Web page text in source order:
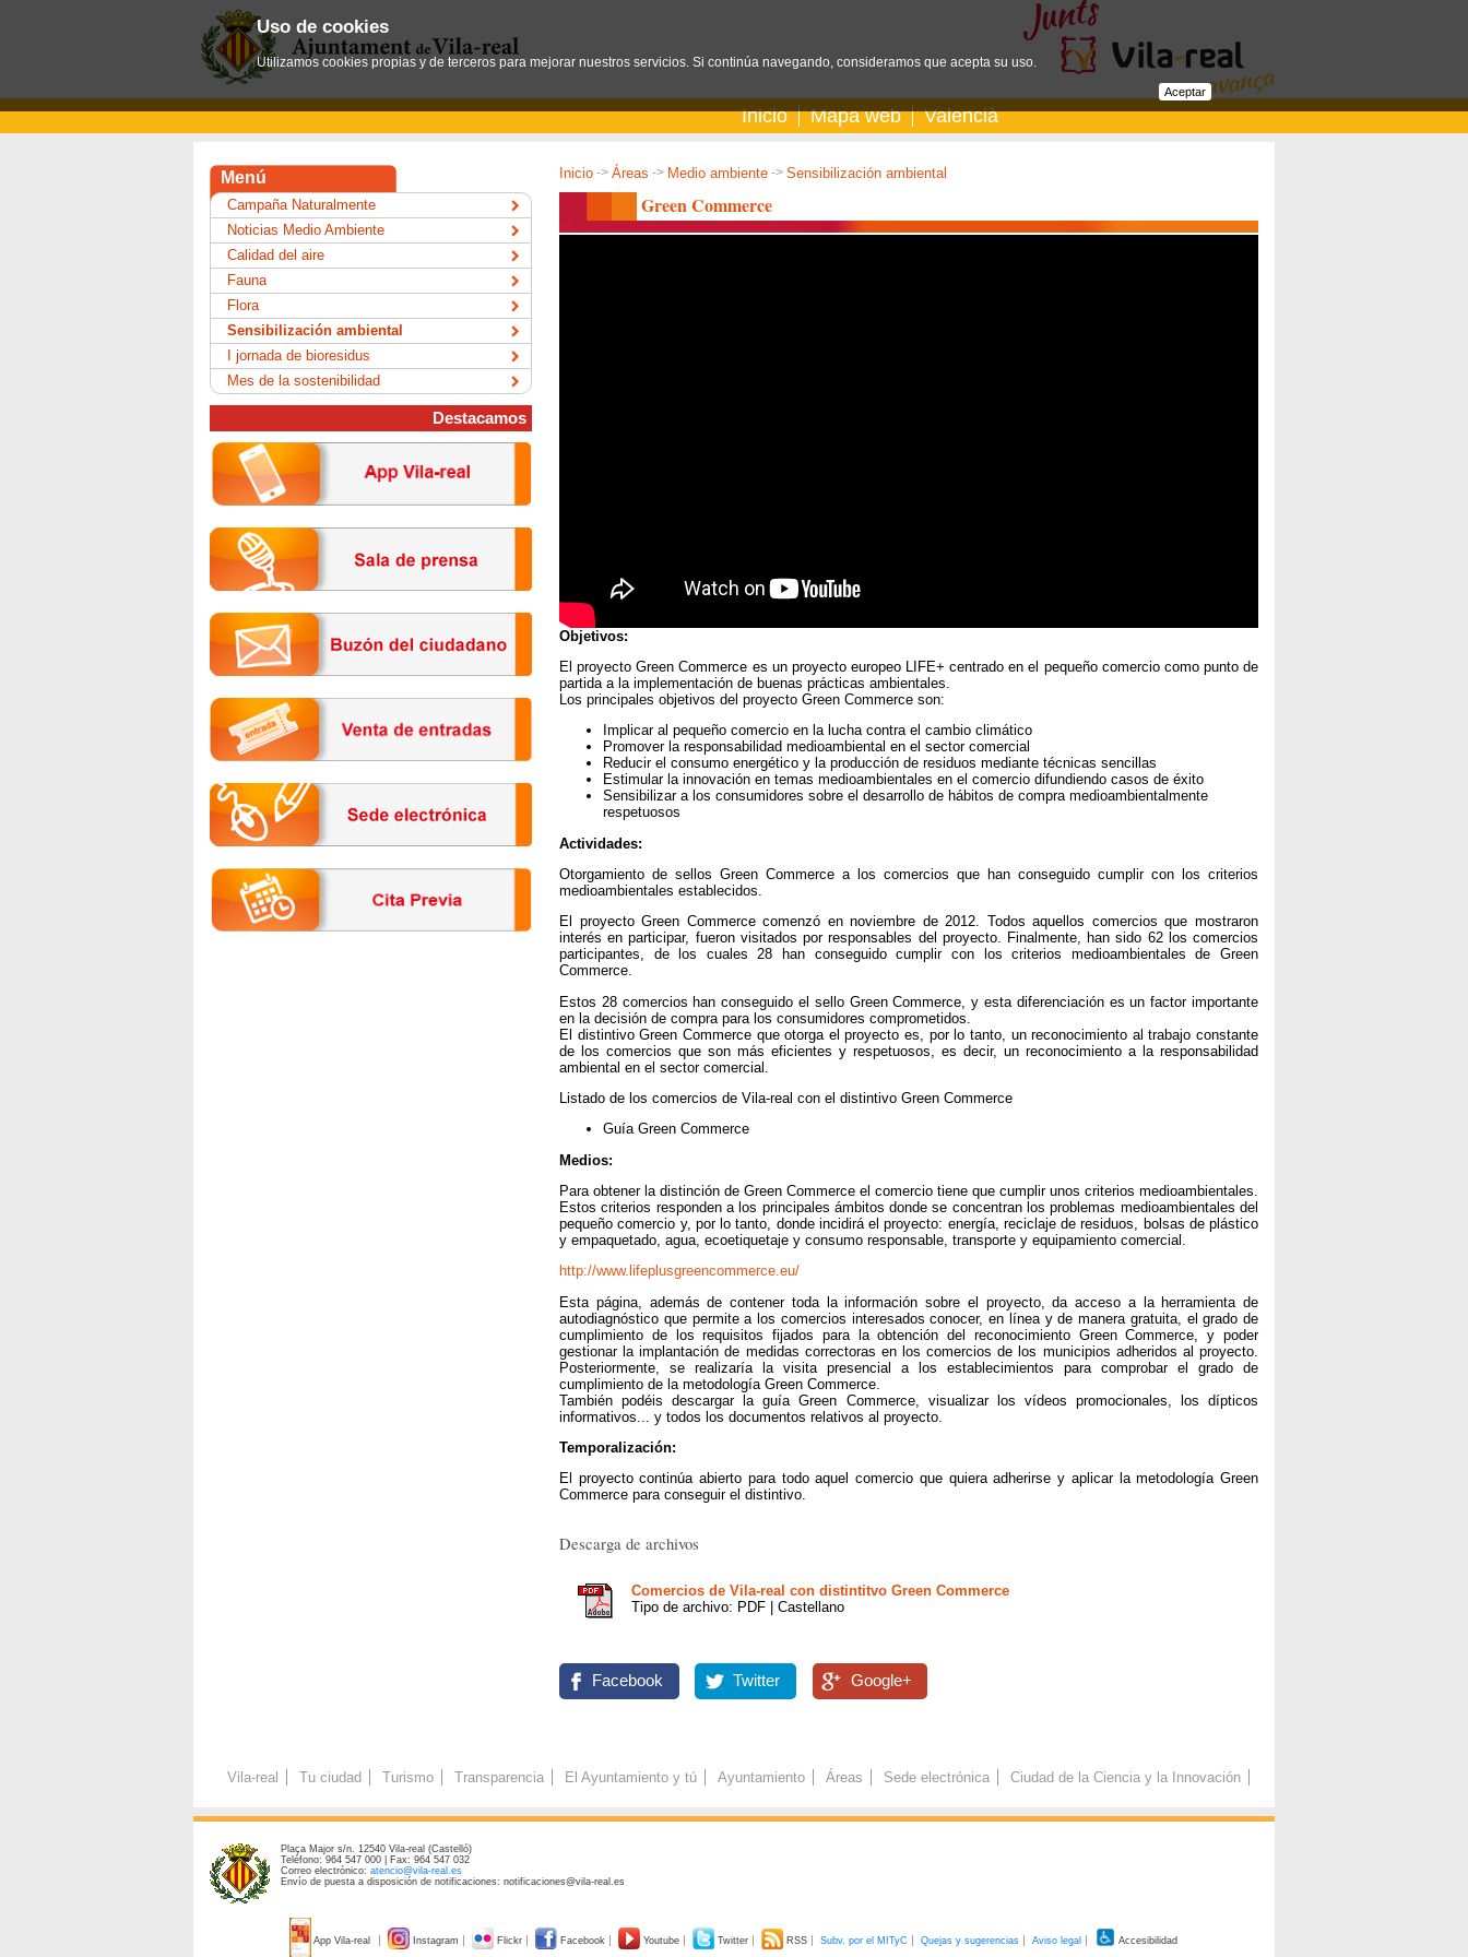
Inicio Mapa web Valencià
Inicio -> Áreas -> Medio ambiente -> Sensibilización ambiental
Green Commerce
Objetivos:
El proyecto Green Commerce es un proyecto europeo LIFE+ centrado en el pequeño comercio como punto de
partida a la implementación de buenas prácticas ambientales.
Los principales objetivos del proyecto Green Commerce son:
Implicar al pequeño comercio en la lucha contra el cambio climático
Promover la responsabilidad medioambiental en el sector comercial
Reducir el consumo energético y la producción de residuos mediante técnicas sencillas
Estimular la innovación en temas medioambientales en el comercio difundiendo casos de éxito
Sensibilizar a los consumidores sobre el desarrollo de hábitos de compra medioambientalmente
respetuosos
Actividades:
Otorgamiento de sellos Green Commerce a los comercios que han conseguido cumplir con los criterios
medioambientales establecidos.
El proyecto Green Commerce comenzó en noviembre de 2012. Todos aquellos comercios que mostraron
interés en participar, fueron visitados por responsables del proyecto. Finalmente, han sido 62 los comercios
participantes, de los cuales 28 han conseguido cumplir con los criterios medioambientales de Green
Commerce.
Estos 28 comercios han conseguido el sello Green Commerce, y esta diferenciación es un factor importante
en la decisión de compra para los consumidores comprometidos.
El distintivo Green Commerce que otorga el proyecto es, por lo tanto, un reconocimiento al trabajo constante
de los comercios que son más eficientes y respetuosos, es decir, un reconocimiento a la responsabilidad
ambiental en el sector comercial.
Listado de los comercios de Vila-real con el distintivo Green Commerce
Guía Green Commerce
Medios:
Para obtener la distinción de Green Commerce el comercio tiene que cumplir unos criterios medioambientales.
Estos criterios responden a los principales ámbitos donde se concentran los problemas medioambientales del
pequeño comercio y, por lo tanto, donde incidirá el proyecto: energía, reciclaje de residuos, bolsas de plástico
y empaquetado, agua, ecoetiquetaje y consumo responsable, transporte y equipamiento comercial.
http://www.lifeplusgreencommerce.eu/
Esta página, además de contener toda la información sobre el proyecto, da acceso a la herramienta de
autodiagnóstico que permite a los comercios interesados conocer, en línea y de manera gratuita, el grado de
cumplimiento de los requisitos fijados para la obtención del reconocimiento Green Commerce, y poder
gestionar la implantación de medidas correctoras en los comercios de los municipios adheridos al proyecto.
Posteriormente, se realizaría la visita presencial a los establecimientos para comprobar el grado de
cumplimiento de la metodología Green Commerce.
También podéis descargar la guía Green Commerce, visualizar los vídeos promocionales, los dípticos
informativos... y todos los documentos relativos al proyecto.
Temporalización:
El proyecto continúa abierto para todo aquel comercio que quiera adherirse y aplicar la metodología Green
Commerce para conseguir el distintivo.
Descarga de archivos
Comercios de Vila-real con distintitvo Green Commerce
Tipo de archivo: PDF | Castellano
Facebook Twitter Google+
Menú
Campaña Naturalmente
Noticias Medio Ambiente
Calidad del aire
Fauna
Flora
Sensibilización ambiental
I jornada de bioresidus
Mes de la sostenibilidad
Destacamos
Vila-real Tu ciudad Turismo Transparencia El Ayuntamiento y tú Ayuntamiento Áreas Sede electrónica Ciudad de la Ciencia y la Innovación
Plaça Major s/n. 12540 Vila-real (Castelló)
Teléfono: 964 547 000 | Fax: 964 547 032
Correo electrónico: atencio@vila-real.es
Envío de puesta a disposición de notificaciones: notificaciones@vila-real.es
App Vila-real Instagram Flickr Facebook Youtube Twitter RSS Subv. por el MITyC Quejas y sugerencias Aviso legal Accesibilidad
Uso de cookies
Utilizamos cookies propias y de terceros para mejorar nuestros servicios. Si continúa navegando, consideramos que acepta su uso.
Aceptar